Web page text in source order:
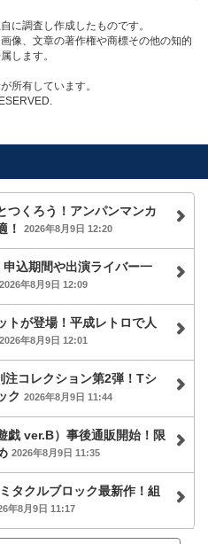
に調査し作成したものです。
像、文章の著作権や商標その他の知的
します。
所有しています。
つくろう！アンパンマンカ
！
2026年8月9日 12:20
込期間や出演ライバー一
2026年8月9日 12:09
トが登場！平成レトロで人
2026年8月9日 12:01
コレクション第2弾！Tシ
ク 2026年8月9日 11:44
戯 ver.B）事後通販開始！限
2026年8月9日 11:35
タクルブロック最新作！組
年8月9日 11:17